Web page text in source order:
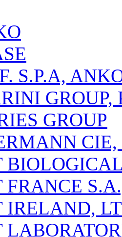
S.P.A,
GROUP
IRELAND,